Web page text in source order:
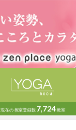
現在の教室登録数 7,724教室